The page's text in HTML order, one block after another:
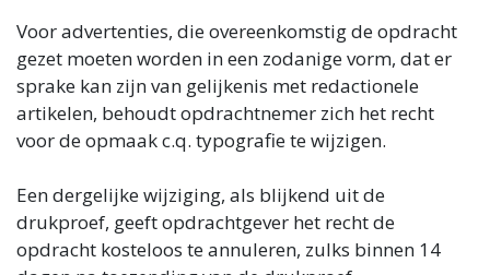
Voor advertenties, die overeenkomstig de opdracht
gezet moeten worden in een zodanige vorm, dat er
sprake kan zijn van gelijkenis met redactionele
artikelen, behoudt opdrachtnemer zich het recht
voor de opmaak c.q. typografie te wijzigen.
Een dergelijke wijziging, als blijkend uit de
drukproef, geeft opdrachtgever het recht de
opdracht kosteloos te annuleren, zulks binnen 14